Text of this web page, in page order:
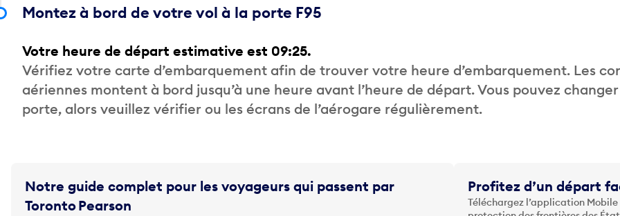
Montez à bord de votre vol à la porte F95
Votre heure de départ estimative est 09:25.
Vérifiez votre carte d’embarquement afin de trouver votre heure d’embarquement. Les
aériennes montent à bord jusqu’à une heure avant l’heure de départ. Vous pouvez
porte, alors veuillez vérifier ou les écrans de l’aérogare régulièrement.
Notre guide complet pour les voyageurs qui passent par
Toronto Pearson
Profitez d’un départ
Téléchargez l’application